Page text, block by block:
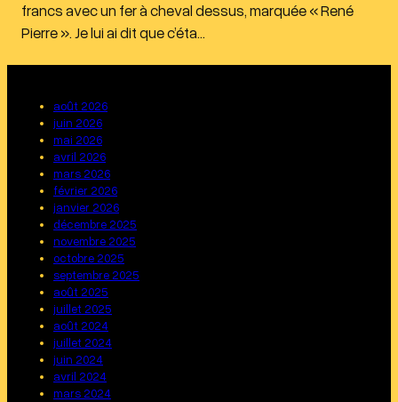
francs avec un fer à cheval dessus, marquée « René
Pierre ». Je lui ai dit que c’éta…
août 2026
juin 2026
mai 2026
avril 2026
mars 2026
février 2026
janvier 2026
décembre 2025
novembre 2025
octobre 2025
septembre 2025
août 2025
juillet 2025
août 2024
juillet 2024
juin 2024
avril 2024
mars 2024